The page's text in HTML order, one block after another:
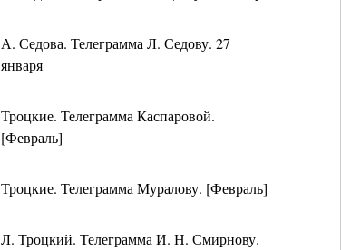
А. Седова. Телеграмма Л. Седову. 27
января
Троцкие. Телеграмма Каспаровой.
[Февраль]
Троцкие. Телеграмма Муралову. [Февраль]
Л. Троцкий. Телеграмма И. Н. Смирнову.